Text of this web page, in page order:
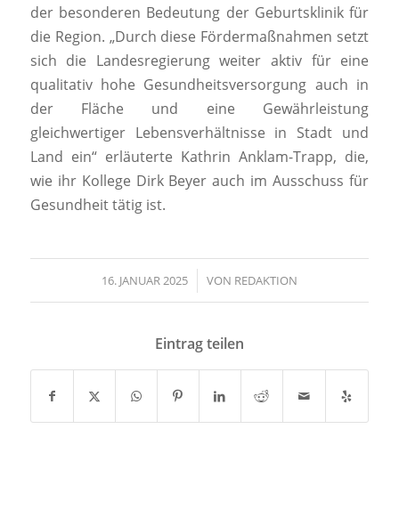
der besonderen Bedeutung der Geburtsklinik für
die Region. „Durch diese Fördermaßnahmen setzt
sich die Landesregierung weiter aktiv für eine
qualitativ hohe Gesundheitsversorgung auch in
der Fläche und eine Gewährleistung
gleichwertiger Lebensverhältnisse in Stadt und
Land ein“ erläuterte Kathrin Anklam-Trapp, die,
wie ihr Kollege Dirk Beyer auch im Ausschuss für
Gesundheit tätig ist.
16. JANUAR 2025
/ VON REDAKTION
Eintrag teilen